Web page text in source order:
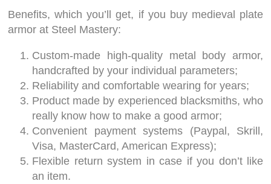
Benefits, which you’ll get, if you buy medieval plate
armor at Steel Mastery:
Custom-made high-quality metal body armor,
handcrafted by your individual parameters;
Reliability and comfortable wearing for years;
Product made by experienced blacksmiths, who
really know how to make a good armor;
Convenient payment systems (Paypal, Skrill,
Visa, MasterCard, American Express);
Flexible return system in case if you don’t like
an item.